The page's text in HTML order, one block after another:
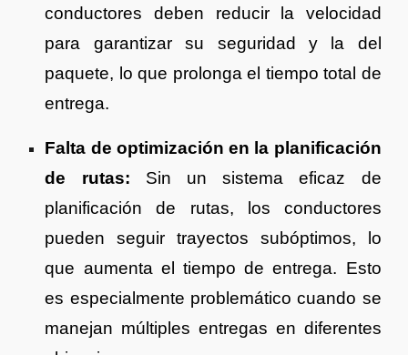
conductores deben reducir la velocidad
para garantizar su seguridad y la del
paquete, lo que prolonga el tiempo total de
entrega.
Falta de optimización en la planificación
de rutas: Sin un sistema eficaz de
planificación de rutas, los conductores
pueden seguir trayectos subóptimos, lo
que aumenta el tiempo de entrega. Esto
es especialmente problemático cuando se
manejan múltiples entregas en diferentes